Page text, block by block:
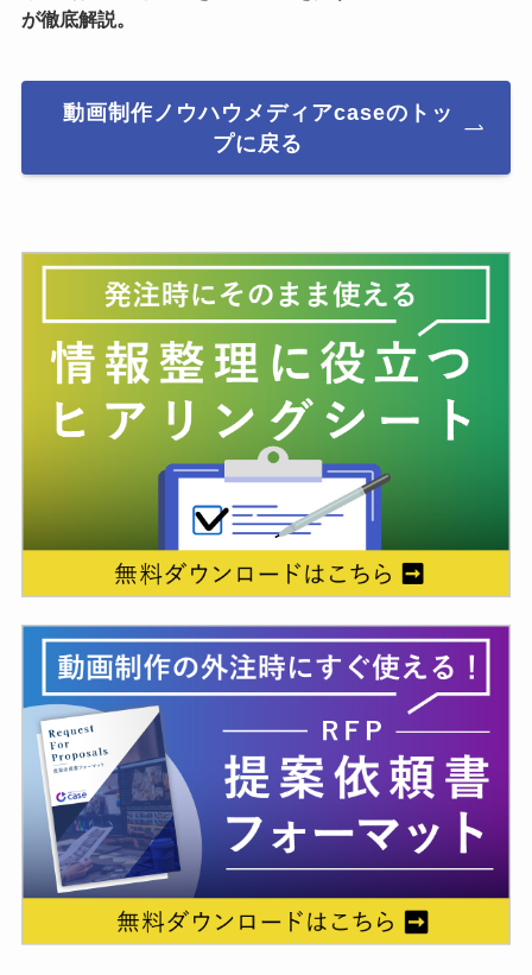
が徹底解説。
動画制作ノウハウメディアcaseのトッ
プに戻る